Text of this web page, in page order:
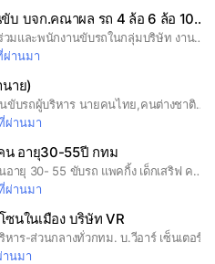
กลุ่มหารถร่วมและคนขับ บจก.คณาผล รถ 4 ล้อ 6 ล้อ 10ล้อทั่วไทย
กลุ่มนี้สร้างขึ้นเพื่อหารถร่วมและพนักงานขับรถในกลุ่มบริษัท งานประจำ #หารถร่วม #หาขับรถ #คนขับ #หางาน #รถบรรทุก #รถห้องเย็น #รถตู้แห้ง #รถตู้บาน #รถ4ล้อ #งานหกล้อ #งานสิบล้อ #งานประจำ #งานร่วม #หางานขับรถ #รับรถร่วม
ผ่านมา
าย)
🇹🇭ยินดีต้อนรับ พนักงานขับรถผู้บริหาร นายคนไทย,คนต่างชาติ(แอดมินขับนายญี่ปุ่น) ร่วมกันแชร์ข่าวสาร ข้อมูล เส้นทาง งานว่าง และปัญหาต่างๆกับการขับรถผู้บริหารเราอยู่กันแบบพี่น้องครับ ขอบคุณครับ🇹🇭 ผม หรั่ง ครับ ปล.ข่าวสารที่แอดมินแชร์ไป โดยเฉพาะการ "รับสมัครพนักงานขับรถนั้น""ผู้สมัคร"กรุณาติดต่อโดยตรงกับ"ผู้รับสมัคร"ใด้เลยครับตามรายละเอียดข้างต้น และกรุณาอ่านรายละเอียดให้ดีก่อนตัดสินใจสมัครนะครับ เพราะบ้างทีสมัครแล้วมันไม่ตรงกับความต้องการของเรา มันจะเป็นการเสียโอกาสของคนที่หางานอยู่คนต่อไปนะครับ ด้วยความเคารพ แอดมิน หรั่ง
ผ่านมา
น อายุ30-55ปี กทม
รับสมัครคน หาคนทำงานอายุ 30- 55 ขับรถ แพคกิ้ง เด็กเสริฟ คนขับ ช่างตัดผ้ายืด แม่บ้าน คลังสินค้า บัญชี กทม. #สมัครงาน #หาคนทำงาน งานสุจริตเท่านั้น สแปมและพวกหลอกลวงขออนุญาตถีบออกไปนะครับ
ผ่านมา
ซนในเมือง บริษัท VR
าร-ส่วนกลางทั่วกทม. บ.วีอาร์ เซ็นเตอร์
านมา